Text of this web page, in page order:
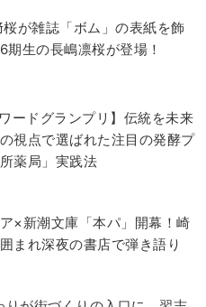
が雑誌「ボム」の表紙を飾
期生の長嶋凛桜が登場！
ードグランプリ】伝統を未来
視点で選ばれた注目の発酵プ
薬局」実践法
×新潮文庫「本パ」開幕！崎
まれ深夜の書店で弾き語り